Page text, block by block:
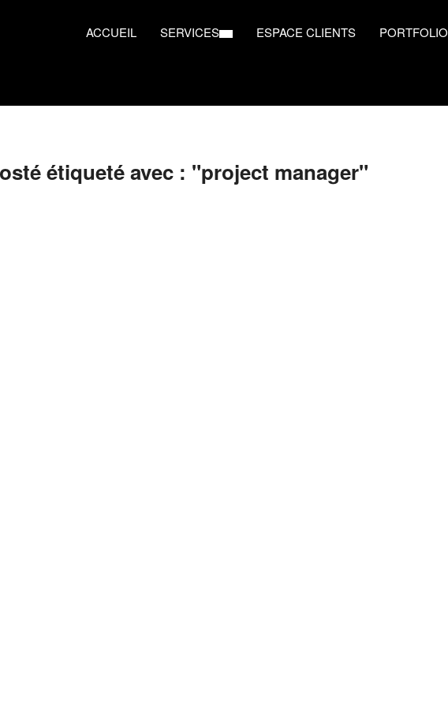
ACCUEIL SERVICES ESPACE CLIENTS PORTFOLIO
étiqueté avec : "project manager"